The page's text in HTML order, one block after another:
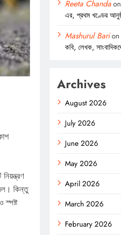
কিন্তু
স্পষ্ট
Reeta Chanda
এর, প্রথম খণ্ডের
Mashurul Bari
কবি, লেখক,
Archives
August 2026
July 2026
June 2026
May 2026
April 2026
March 2026
February 2026